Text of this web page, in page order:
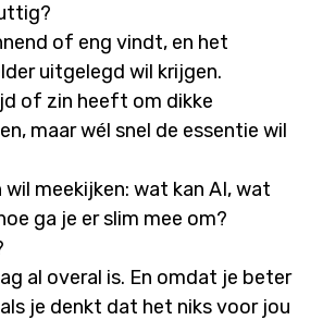
of eng vindt, en het
uitgelegd wil krijgen.
of zin heeft om dikke
maar wél snel de essentie wil
meekijken: wat kan AI, wat
ga je er slim mee om?
al overal is. En omdat je beter
je denkt dat het niks voor jou